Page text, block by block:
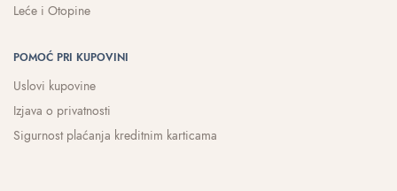
Leće i Otopine
POMOĆ PRI KUPOVINI
Uslovi kupovine
Izjava o privatnosti
Sigurnost plaćanja kreditnim karticama